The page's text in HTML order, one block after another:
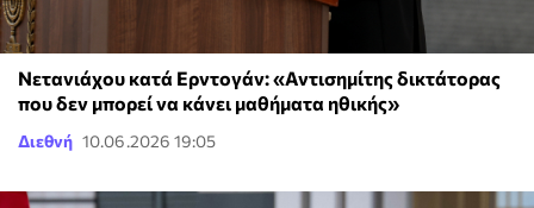
Νετανιάχου κατά Ερντογάν: «Αντισημίτης δικτάτορας
που δεν μπορεί να κάνει μαθήματα ηθικής»
Διεθνή 10.06.2026 19:05